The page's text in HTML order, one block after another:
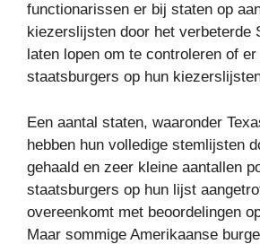
functionarissen er bij staten op
kiezerslijsten door het verbeterde
laten lopen om te controleren of er
staatsburgers op hun
Een aantal staten, waaronder
hebben hun volledige stemlijsten
gehaald en zeer kleine aantallen
staatsburgers op hun lijst
overeenkomt met beoordelingen
Maar sommige Amerikaanse